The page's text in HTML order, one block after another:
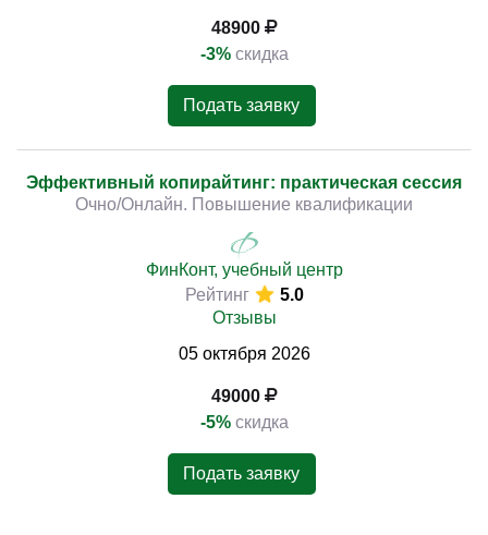
48900
-3% скидка
Подать заявку
Эффективный копирайтинг: практическая сессия
Очно/Онлайн. Повышение квалификации
ФинКонт, учебный центр
Рейтинг
5.0
Отзывы
05 октября 2026
49000
-5% скидка
Подать заявку